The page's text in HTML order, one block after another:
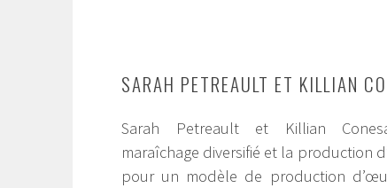
SARAH PETREAULT ET KILLIAN
Sarah Petreault et Killian
maraîchage diversifié et la production
pour un modèle de production